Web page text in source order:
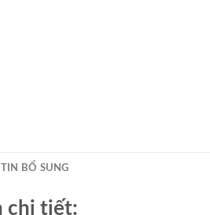
TIN BỔ SUNG
chi tiết: